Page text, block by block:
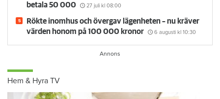
betala 50 000
27 juli kl 08:00
Rökte inomhus och övergav lägenheten – nu kräver
värden honom på 100 000 kronor
6 augusti kl 10:30
Hem & Hyra TV